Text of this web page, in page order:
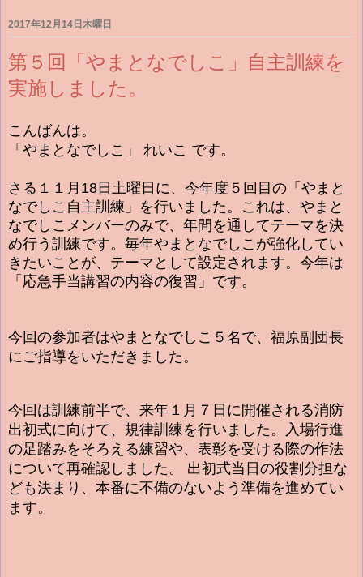
2017年12月14日木曜日
第５回「やまとなでしこ」自主訓練を
実施しました。
こんばんは。
「やまとなでしこ」 れいこ です。
さる１１月18日土曜日に、今年度５回目の「やまと
なでしこ自主訓練」を行いました。これは、やまと
なでしこメンバーのみで、年間を通してテーマを決
め行う訓練です。毎年やまとなでしこが強化してい
きたいことが、テーマとして設定されます。今年は
「応急手当講習の内容の復習」です。
今回の参加者はやまとなでしこ５名で、福原副団長
にご指導をいただきました。
今回は訓練前半で、来年１月７日に開催される消防
出初式に向けて、規律訓練を行いました。入場行進
の足踏みをそろえる練習や、表彰を受ける際の作法
について再確認しました。 出初式当日の役割分担な
ども決まり、本番に不備のないよう準備を進めてい
ます。